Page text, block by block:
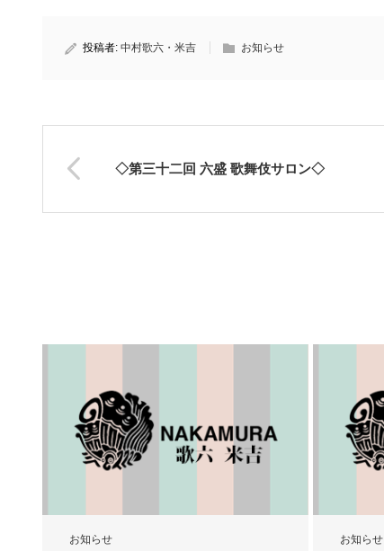
投稿者: 中村歌六・米吉 お知らせ
◇第三十二回 六盛 歌舞伎サロン◇
お知らせ お知らせ